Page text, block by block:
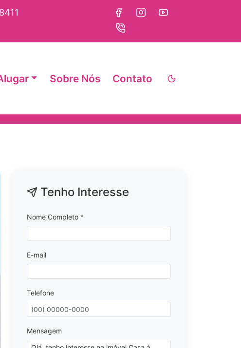
Sobre Nós Contato
Tenho Interesse
Nome Completo *
E-mail
Telefone
Mensagem